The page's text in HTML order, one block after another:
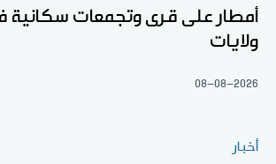
أمطار على قرى وتجمعات
ولايات
08-08-2026
أخبار